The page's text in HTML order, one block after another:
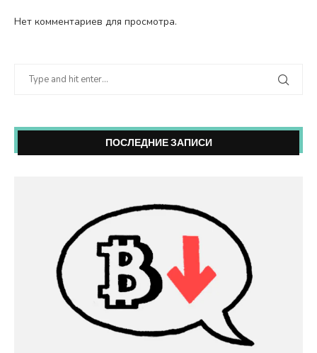
Нет комментариев для просмотра.
ПОСЛЕДНИЕ ЗАПИСИ